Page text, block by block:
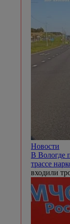
Новости
В Вологде
трассе
входили